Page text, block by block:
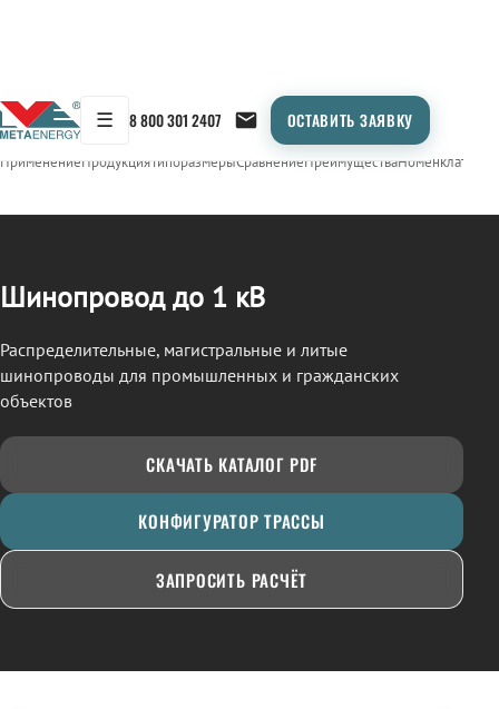
☰ 8 800 301 2407 ОСТАВИТЬ ЗАЯВКУ
← Продукция/ШИНОПРОВОД
ПрименениеПродукцияТипоразмерыСравнениеПреимуществаНоменклатура
Шинопровод до 1 кВ
Распределительные, магистральные и литые
шинопроводы для промышленных и гражданских
объектов
СКАЧАТЬ КАТАЛОГ PDF
КОНФИГУРАТОР ТРАССЫ
ЗАПРОСИТЬ РАСЧЁТ